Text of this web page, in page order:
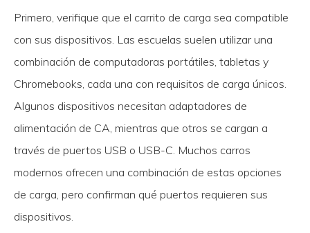
Primero, verifique que el carrito de carga sea compatible
con sus dispositivos. Las escuelas suelen utilizar una
combinación de computadoras portátiles, tabletas y
Chromebooks, cada una con requisitos de carga únicos.
Algunos dispositivos necesitan adaptadores de
alimentación de CA, mientras que otros se cargan a
través de puertos USB o USB-C. Muchos carros
modernos ofrecen una combinación de estas opciones
de carga, pero confirman qué puertos requieren sus
dispositivos.